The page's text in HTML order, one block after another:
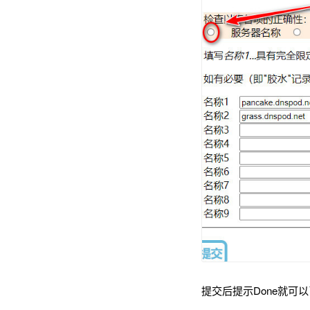
提交后提示Done就可